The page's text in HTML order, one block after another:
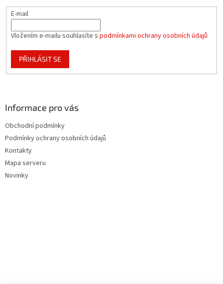
E-mail
Vložením e-mailu souhlasíte s podmínkami ochrany osobních údajů
PŘIHLÁSIT SE
Informace pro vás
Obchodní podmínky
Podmínky ochrany osobních údajů
Kontakty
Mapa serveru
Novinky